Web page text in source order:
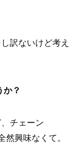
訳ないけど考え
？
チェーン
興味なくて。